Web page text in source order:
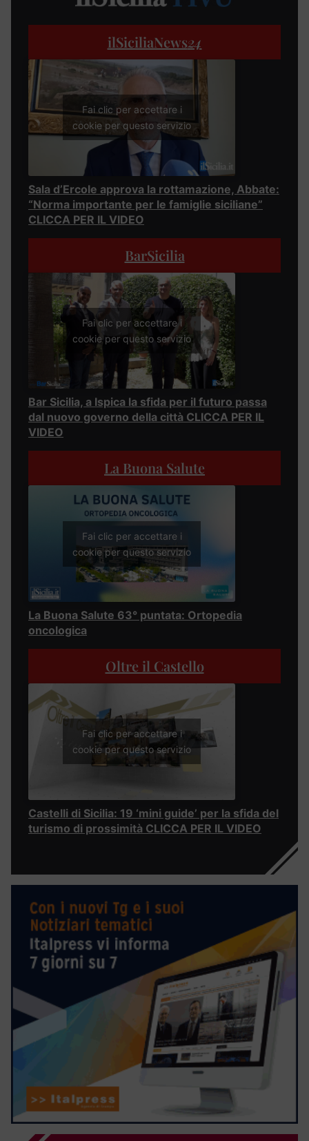
ilSiciliaNews24
Fai clic per accettare i
cookie per questo servizio
Sala d’Ercole approva la rottamazione, Abbate:
“Norma importante per le famiglie siciliane”
CLICCA PER IL VIDEO
BarSicilia
Fai clic per accettare i
cookie per questo servizio
Bar Sicilia, a Ispica la sfida per il futuro passa
dal nuovo governo della città CLICCA PER IL
VIDEO
La Buona Salute
Fai clic per accettare i
cookie per questo servizio
La Buona Salute 63° puntata: Ortopedia
oncologica
Oltre il Castello
Fai clic per accettare i
cookie per questo servizio
Castelli di Sicilia: 19 ‘mini guide’ per la sfida del
turismo di prossimità CLICCA PER IL VIDEO